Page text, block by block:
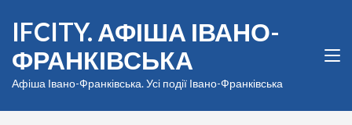
вмісту
(натисніть
Enter)
IFCITY. АФІША ІВАНО-
ФРАНКІВСЬКА
Афіша Івано-Франківська. Усі події Івано-Франківська